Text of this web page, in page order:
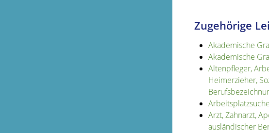
Zugehörige
Akademische
Akademische
Altenpfleger,
Heimerzieher,
Arzt, Zahnarzt,
ausländischer